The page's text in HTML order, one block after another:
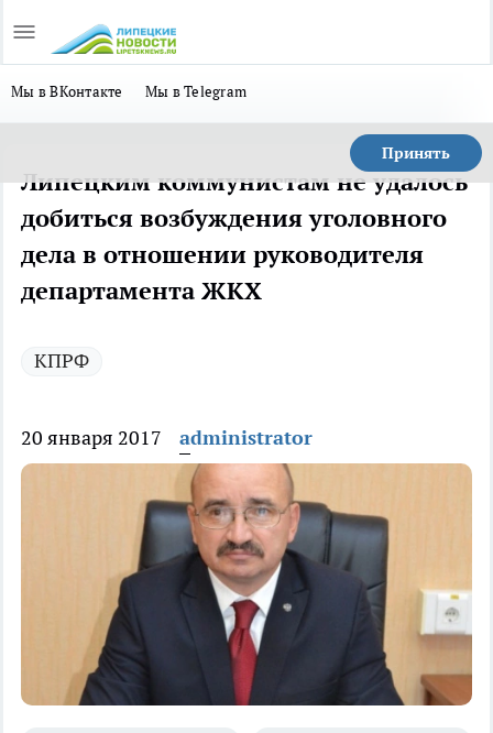
Мы в ВКонтакте Мы в Telegram
Принять
Липецким коммунистам не удалось
добиться возбуждения уголовного
дела в отношении руководителя
департамента ЖКХ
КПРФ
20 января 2017 administrator